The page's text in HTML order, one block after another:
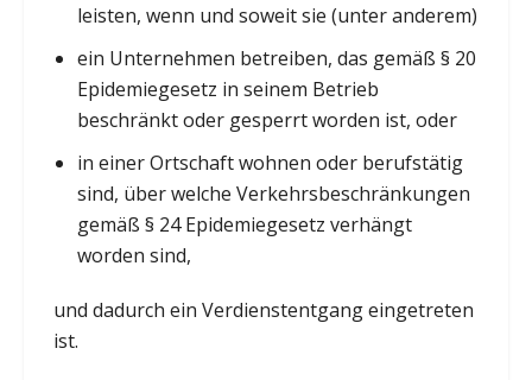
leisten, wenn und soweit sie (unter anderem)
ein Unternehmen betreiben, das gemäß § 20
Epidemiegesetz in seinem Betrieb
beschränkt oder gesperrt worden ist, oder
in einer Ortschaft wohnen oder berufstätig
sind, über welche Verkehrsbeschränkungen
gemäß § 24 Epidemiegesetz verhängt
worden sind,
und dadurch ein Verdienstentgang eingetreten
ist.